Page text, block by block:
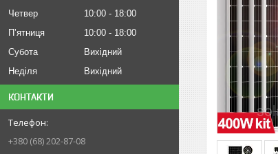
Четвер
10:00
18:00
Пʼятниця
10:00
18:00
Субота
Вихідний
Неділя
Вихідний
КОНТАКТИ
+380 (68) 202-87-08